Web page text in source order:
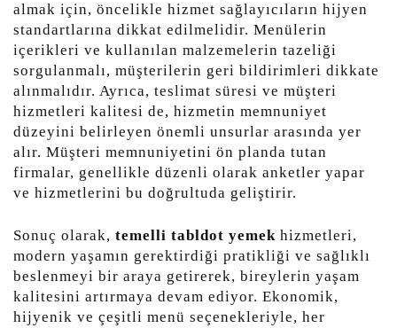
almak için, öncelikle hizmet sağlayıcıların hijyen
standartlarına dikkat edilmelidir. Menülerin
içerikleri ve kullanılan malzemelerin tazeliği
sorgulanmalı, müşterilerin geri bildirimleri dikkate
alınmalıdır. Ayrıca, teslimat süresi ve müşteri
hizmetleri kalitesi de, hizmetin memnuniyet
düzeyini belirleyen önemli unsurlar arasında yer
alır. Müşteri memnuniyetini ön planda tutan
firmalar, genellikle düzenli olarak anketler yapar
ve hizmetlerini bu doğrultuda geliştirir.
Sonuç olarak, temelli tabldot yemek hizmetleri,
modern yaşamın gerektirdiği pratikliği ve sağlıklı
beslenmeyi bir araya getirerek, bireylerin yaşam
kalitesini artırmaya devam ediyor. Ekonomik,
hijyenik ve çeşitli menü seçenekleriyle, her